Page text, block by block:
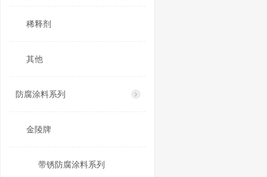
稀释剂
其他
防腐涂料系列
金陵牌
带锈防腐涂料系列